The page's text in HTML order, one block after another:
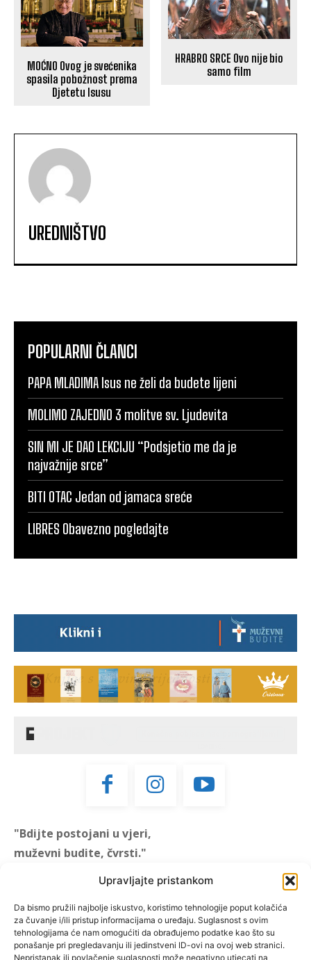
Upravljajte pristankom
Da bismo pružili najbolje iskustvo, koristimo tehnologije poput kolačića
za čuvanje i/ili pristup informacijama o uređaju. Suglasnost s ovim
tehnologijama će nam omogućiti da obrađujemo podatke kao što su
ponašanje pri pregledavanju ili jedinstveni ID-ovi na ovoj web stranici.
Nepristanak ili povlačenje suglasnosti može negativno utjecati na
MOĆNO Ovog je svećenika
spasila pobožnost prema
Djetetu Isusu
HRABRO SRCE Ovo nije bio
samo film
UREDNIŠTVO
POPULARNI ČLANCI
PAPA MLADIMA Isus ne želi da budete lijeni
MOLIMO ZAJEDNO 3 molitve sv. Ljudevita
SIN MI JE DAO LEKCIJU “Podsjetio me da je
najvažnije srce”
BITI OTAC Jedan od jamaca sreće
LIBRES Obavezno pogledajte
"Bdijte postojani u vjeri,
muževni budite, čvrsti."
"Muževni budite" prvi je
hrvatski portal za katoličke
muškarce koji pokušava
reafirmirati u današnje